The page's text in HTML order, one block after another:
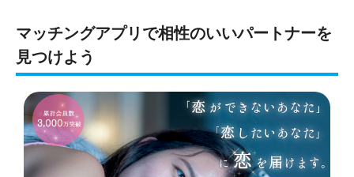
マッチングアプリで相性のいいパートナーを
見つけよう